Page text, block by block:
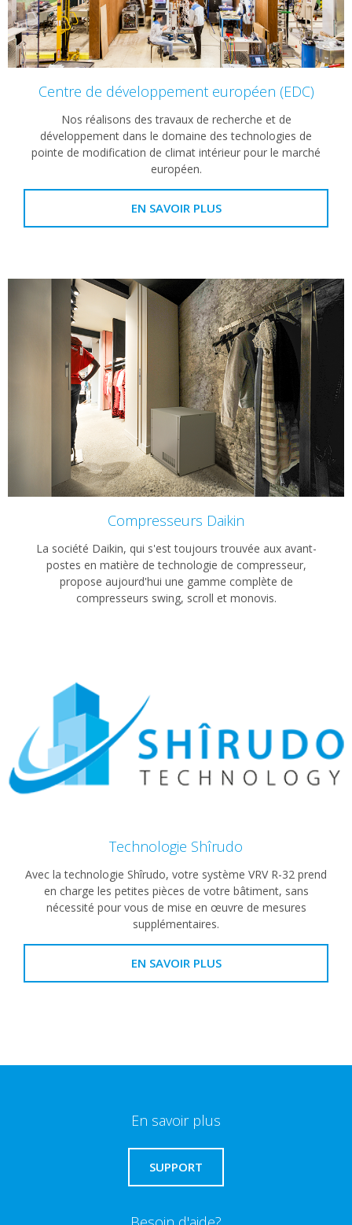
Centre de développement européen (EDC)
Nos réalisons des travaux de recherche et de
développement dans le domaine des technologies de
pointe de modification de climat intérieur pour le marché
européen.
EN SAVOIR PLUS
Compresseurs Daikin
La société Daikin, qui s'est toujours trouvée aux avant-
postes en matière de technologie de compresseur,
propose aujourd'hui une gamme complète de
compresseurs swing, scroll et monovis.
Technologie Shîrudo
Avec la technologie Shîrudo, votre système VRV R-32 prend
en charge les petites pièces de votre bâtiment, sans
nécessité pour vous de mise en œuvre de mesures
supplémentaires.
EN SAVOIR PLUS
En savoir plus
SUPPORT